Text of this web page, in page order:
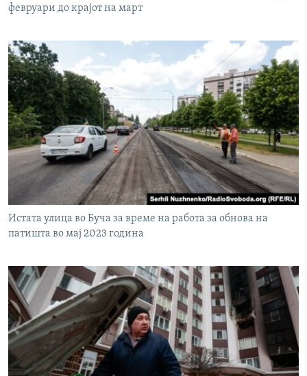
февруари до крајот на март
Истата улица во Буча за време на работа за обнова на
патишта во мај 2023 година